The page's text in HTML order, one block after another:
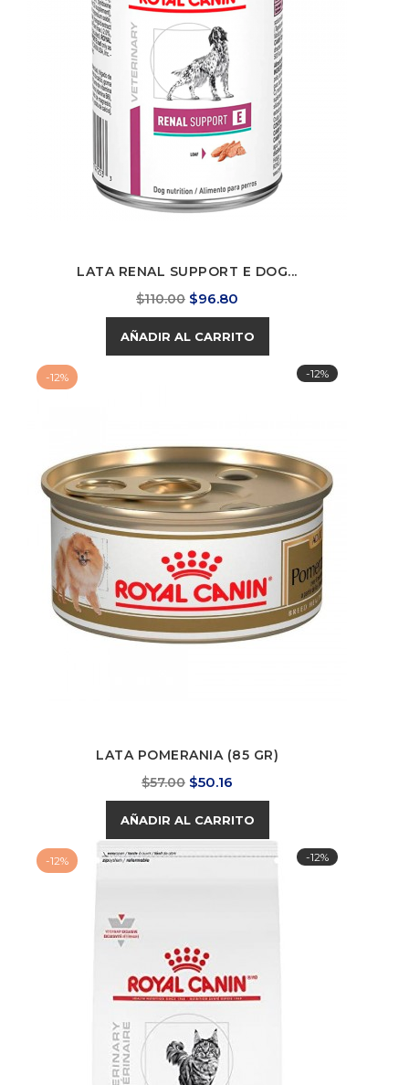
LATA RENAL SUPPORT E DOG...
Precio
base
$110.00 Precio
$96.80
AÑADIR AL CARRITO
-12%
-12%
LATA POMERANIA (85 GR)
Precio
base
$57.00 Precio
$50.16
AÑADIR AL CARRITO
-12%
-12%